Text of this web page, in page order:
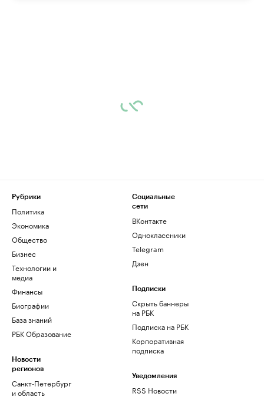
Рубрики
Политика
Экономика
Общество
Бизнес
Технологии и
медиа
Финансы
Биографии
База знаний
РБК Образование
Новости
регионов
Санкт-Петербург
и область
Социальные
сети
ВКонтакте
Одноклассники
Telegram
Дзен
Подписки
Скрыть баннеры
на РБК
Подписка на РБК
Корпоративная
подписка
Уведомления
RSS Новости